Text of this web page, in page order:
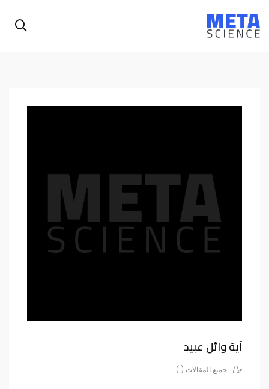
آية وائل عبيد
جميع المقالات (1)